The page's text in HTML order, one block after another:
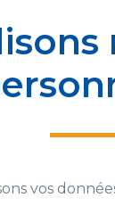
vos